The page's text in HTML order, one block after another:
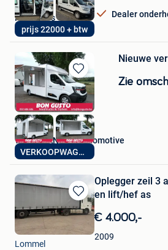
prijs 22000 + btw
Dealer
PR Motors
Wervik
Bewaren
in
Mijn
Favorieten
VERKOOPWAGEN
Nieuwe
Zie
WESTFLANDRIA automotive
Zuienkerke
Bewaren
in
Mijn
Favorieten
Oplegger zeil 3
en lift/hef as
€ 4.000,-
2009
Ultimatecars
Lommel